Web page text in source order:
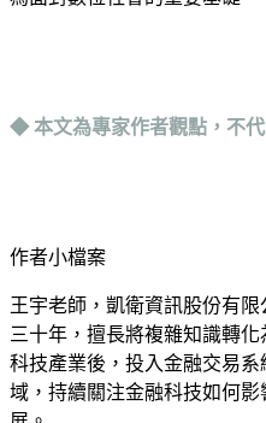
◆ 本文為專家作者觀點，不
作者小檔案
王宇老師，凱衛資訊股份有
三十年，擅長將複雜知識轉
科技產業後，投入金融交易
域，持續關注金融科技如何